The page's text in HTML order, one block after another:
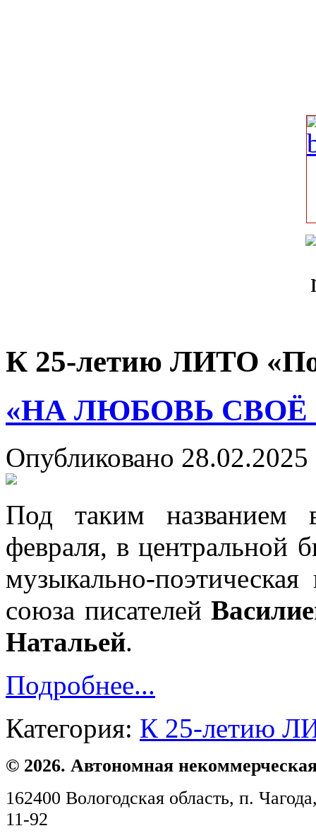
К 25-летию ЛИТО
«НА ЛЮБОВЬ
Опубликовано
Под таким названием
февраля, в центральной
музыкально-
союза писателей
Натальей.
Подробнее...
Категория: К 25-летию
© 2026. Автономная
162400 Вологодская область, п.
11-92